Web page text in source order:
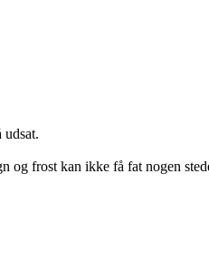
og frost kan ikke få fat nogen